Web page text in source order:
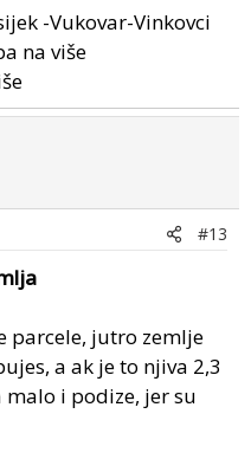
-Vukovar-Vinkovci
na više
#13
parcele, jutro zemlje
a ak je to njiva 2,3
i podize, jer su